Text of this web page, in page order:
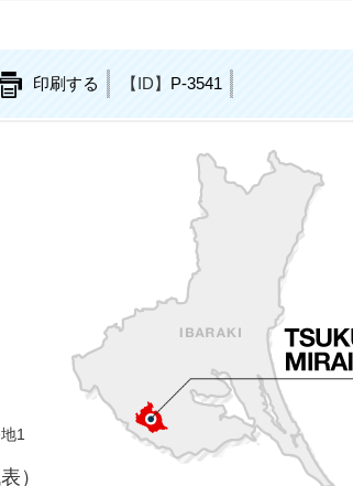
印刷する 【ID】 P-3541
1
）